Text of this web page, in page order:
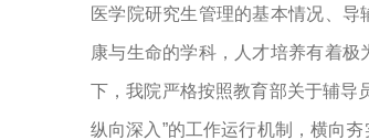
医学院研究生管理的基本情况、
康与生命的学科，人才培养有着
下，我院严格按照教育部关于辅导
纵向深入”的工作运行机制，横向